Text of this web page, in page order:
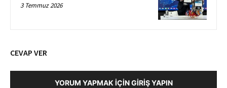
3 Temmuz 2026
CEVAP VER
YORUM YAPMAK İÇIN GIRIŞ YAPIN